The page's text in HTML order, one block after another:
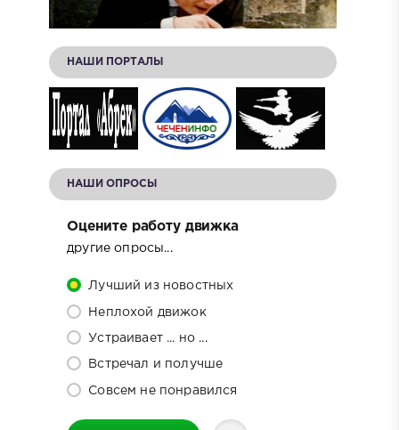
НАШИ ПОРТАЛЫ
НАШИ ОПРОСЫ
Оцените работу движка
другие опросы...
Лучший из новостных
Неплохой движок
Устраивает ... но ...
Встречал и получше
Совсем не понравился